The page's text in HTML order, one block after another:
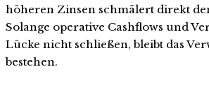
höheren Zinsen schmälert direkt
Solange operative Cashflows und
Lücke nicht schließen, bleibt das
bestehen.